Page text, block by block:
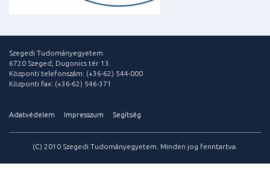
Szegedi Tudományegyetem
6720 Szeged, Dugonics tér 13.
Központi telefonszám: (+36-62) 544-000
Központi fax: (+36-62) 546-371
Adatvédelem Impresszum Segítség
(C) 2010 Szegedi Tudományegyetem. Minden jog fenntartva.